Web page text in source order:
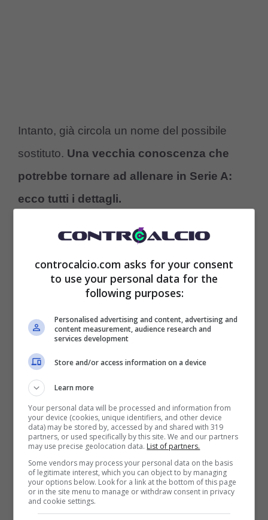
Intanto, già circola un nome del possibile
sostituto. Una vecchia conoscenza che
potrebbe tornare ad allenare in Serie A:
ecco tutti i dettagli.
Igor Tudor possibile sostituto di Gilardino al Genoa? (la
presse foto) – controcalcio.com
Esonero Gilardino Genoa: la
decisione del club
Secondo le ultime indiscrezioni riportate da
controcalcio.com asks for your consent
to use your personal data for the
following purposes:
Personalised advertising and content, advertising and
content measurement, audience research and
services development
Store and/or access information on a device
Learn more
Your personal data will be processed and information from
your device (cookies, unique identifiers, and other device
data) may be stored by, accessed by and shared with 319
partners, or used specifically by this site. We and our partners
may use precise geolocation data. List of partners.
Some vendors may process your personal data on the basis
of legitimate interest, which you can object to by managing
your options below. Look for a link at the bottom of this page
or in the site menu to manage or withdraw consent in privacy
and cookie settings.